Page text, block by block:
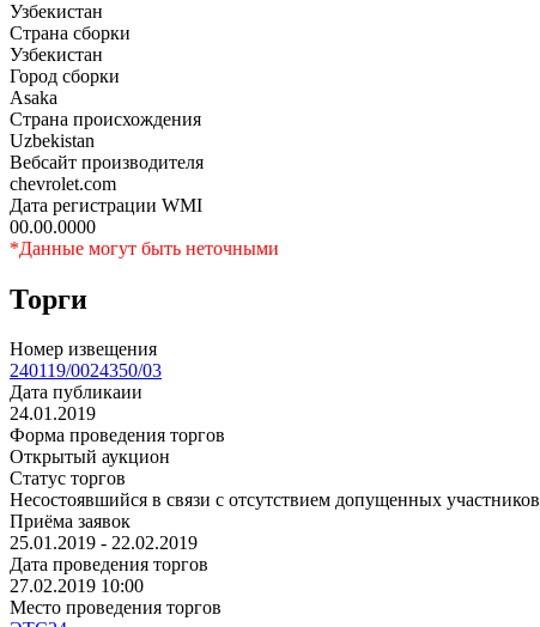
Узбекистан
Страна сборки
Узбекистан
Город сборки
Asaka
Страна происхождения
Uzbekistan
Вебсайт производителя
chevrolet.com
Дата регистрации WMI
00.00.0000
*Данные могут быть неточными
Торги
Номер извещения
240119/0024350/03
Дата публикаии
24.01.2019
Форма проведения торгов
Открытый аукцион
Статус торгов
Несостоявшийся в связи с отсутствием допущенных участников
Приёма заявок
25.01.2019 - 22.02.2019
Дата проведения торгов
27.02.2019 10:00
Место проведения торгов